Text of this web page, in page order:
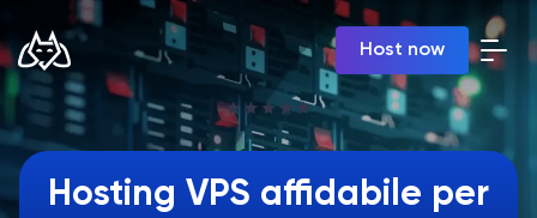
Host now
IT | USD
Billing Panel
Manage your servers & payments
Manage game server
Hosting VPS affidabile per